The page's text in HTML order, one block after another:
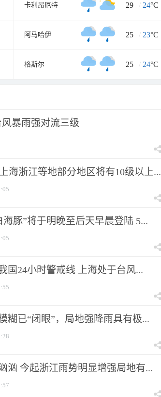
卡利昂厄特 29 / 24°C
阿马哈伊 25 / 23°C
格斯尔 25 / 24°C
暴雨强对流三级
海浙江等地部分地区将有10级以上...
豚”将于明晚至后天早晨登陆 5...
国24小时警戒线 上海处于台风...
糊已“闭眼”，局地强降雨具有极...
汹 今起浙江雨势明显增强局地有...